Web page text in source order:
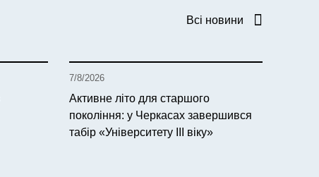
Всі новини
7/8/2026
Активне літо для старшого
покоління: у Черкасах завершився
табір «Університету ІІІ віку»